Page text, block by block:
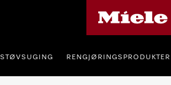
STØVSUGING RENGJØRINGSPRODUKTER